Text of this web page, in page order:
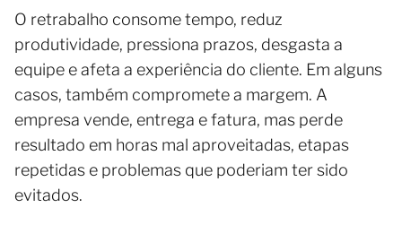
O retrabalho consome tempo, reduz
produtividade, pressiona prazos, desgasta a
equipe e afeta a experiência do cliente. Em alguns
casos, também compromete a margem. A
empresa vende, entrega e fatura, mas perde
resultado em horas mal aproveitadas, etapas
repetidas e problemas que poderiam ter sido
evitados.